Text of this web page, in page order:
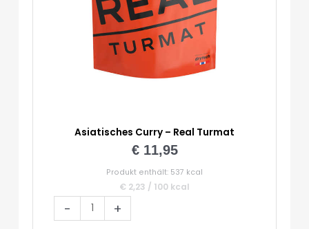
Asiatisches Curry – Real Turmat
€11,95
Produkt enthält: 537 kcal
€ 2,23 / 100 kcal
-
Asiatisches
Curry
+